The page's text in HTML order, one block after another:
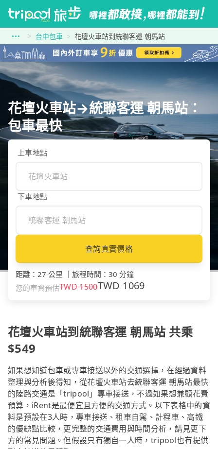
台中包車 花壇火車站到統聯客運 朝馬站
花壇火車站→統聯客運 朝馬站：
包車最快
上車地點
下車地點
查詢真實價格
距離 ： 27 公里 ｜ 旅程時間 ： 30 分鐘
您的車資預估TWD1500TWD 1069
花壇火車站到統聯客運 朝馬站 共乘
$549
如果想知道包車或專車接送以外的交通選擇，在經過資料
整理與分析後得知，從花壇火車站去統聯客運 朝馬站最快
的陸路交通是「tripool」專車接送，不過如果想兼顧花費
預算，iRent是最便宜且方便的交通方式。以下表格中的資
料是預設在3人時，專車接送、租車自駕、計程車、高鐵
的優缺點比較，更完整的交通費用與時間分析，請見更下
方的常見問題。但假設只有獨自一人時，tripool也有提供